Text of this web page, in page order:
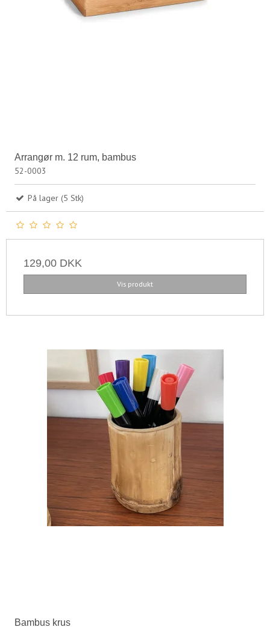
Arrangør m. 12 rum, bambus
52-0003
På lager (5 Stk)
129,00 DKK
Vis produkt
Bambus krus